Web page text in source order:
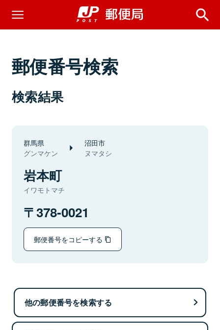
郵便番号検索
検索結果
群馬県
グンマケン
沼田市
ヌマタシ
岩本町
イワモトマチ
378-0021
郵便番号をコピーする
他の郵便番号を検索する